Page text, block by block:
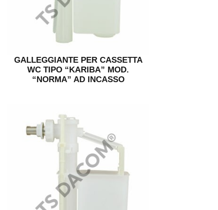
GALLEGGIANTE PER CASSETTA
WC TIPO “KARIBA” MOD.
“NORMA” AD INCASSO